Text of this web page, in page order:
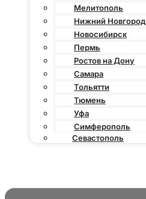
Мелитополь
Нижний Новгород
Новосибирск
Пермь
Ростов на Дону
Самара
Тольятти
Тюмень
Уфа
Симферополь
Севастополь